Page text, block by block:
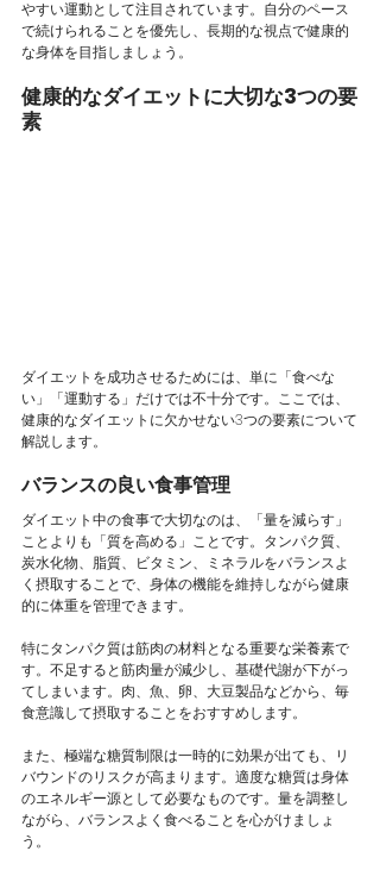
やすい運動として注目されています。自分のペース
で続けられることを優先し、長期的な視点で健康的
な身体を目指しましょう。
健康的なダイエットに大切な3つの要
素
ダイエットを成功させるためには、単に「食べな
い」「運動する」だけでは不十分です。ここでは、
健康的なダイエットに欠かせない3つの要素について
解説します。
バランスの良い食事管理
ダイエット中の食事で大切なのは、「量を減らす」
ことよりも「質を高める」ことです。タンパク質、
炭水化物、脂質、ビタミン、ミネラルをバランスよ
く摂取することで、身体の機能を維持しながら健康
的に体重を管理できます。
特にタンパク質は筋肉の材料となる重要な栄養素で
す。不足すると筋肉量が減少し、基礎代謝が下がっ
てしまいます。肉、魚、卵、大豆製品などから、毎
食意識して摂取することをおすすめします。
また、極端な糖質制限は一時的に効果が出ても、リ
バウンドのリスクが高まります。適度な糖質は身体
のエネルギー源として必要なものです。量を調整し
ながら、バランスよく食べることを心がけましょ
う。